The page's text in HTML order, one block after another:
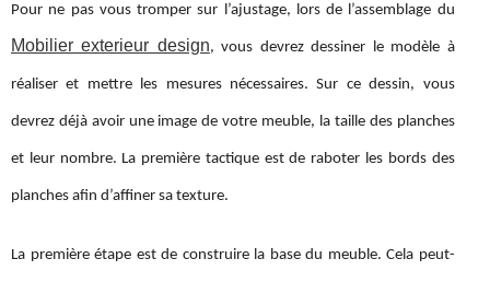
Pour ne pas vous tromper sur l’ajustage, lors de l’assemblage du
Mobilier exterieur design, vous devrez dessiner le modèle à
réaliser et mettre les mesures nécessaires. Sur ce dessin, vous
devrez déjà avoir une image de votre meuble, la taille des planches
et leur nombre. La première tactique est de raboter les bords des
planches afin d’affiner sa texture.
La première étape est de construire la base du meuble. Cela peut-